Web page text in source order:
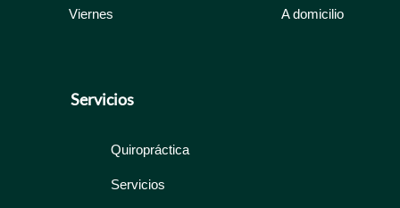
Viernes A domicilio
Servicios
Quiropráctica
Servicios